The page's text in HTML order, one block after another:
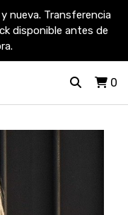
nueva. Transferencia
disponible antes de
0